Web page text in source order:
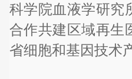
科学院血液学研究
合作共建区域再生
省细胞和基因技术